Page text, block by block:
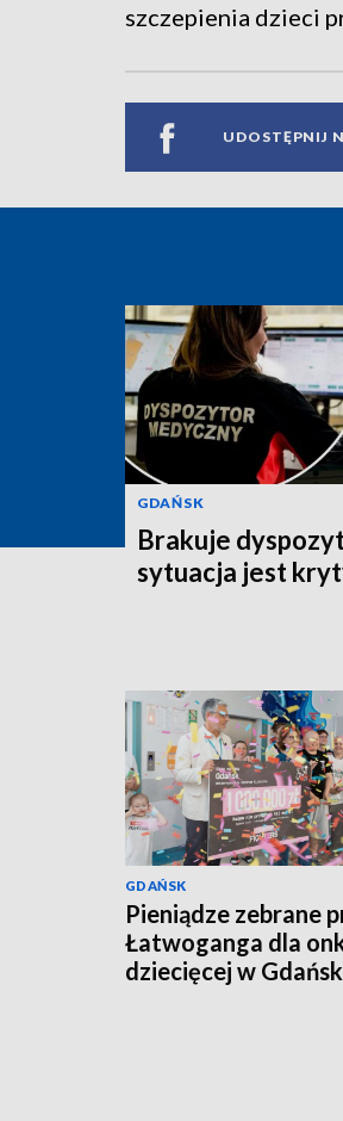
szczepienia dzieci
UDOSTĘPNIJ
GDAŃSK
Brakuje
sytuacja jest
GDAŃSK
Pieniądze zebrane
Łatwoganga dla
dziecięcej w